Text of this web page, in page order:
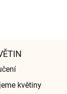
květiny